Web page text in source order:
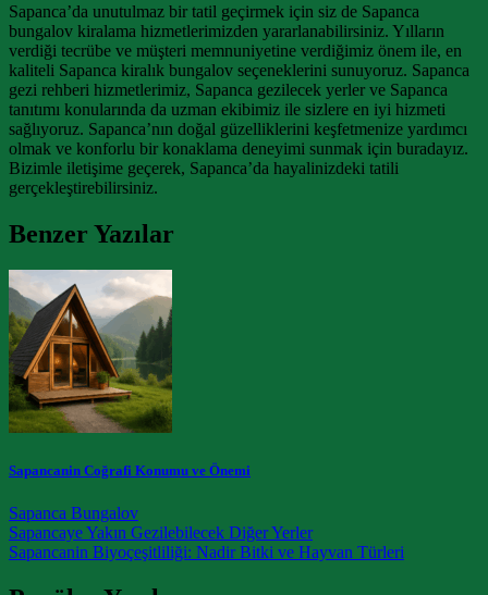
Sapanca’da unutulmaz bir tatil geçirmek için siz de Sapanca
bungalov kiralama hizmetlerimizden yararlanabilirsiniz. Yılların
verdiği tecrübe ve müşteri memnuniyetine verdiğimiz önem ile, en
kaliteli Sapanca kiralık bungalov seçeneklerini sunuyoruz. Sapanca
gezi rehberi hizmetlerimiz, Sapanca gezilecek yerler ve Sapanca
tanıtımı konularında da uzman ekibimiz ile sizlere en iyi hizmeti
sağlıyoruz. Sapanca’nın doğal güzelliklerini keşfetmenize yardımcı
olmak ve konforlu bir konaklama deneyimi sunmak için buradayız.
Bizimle iletişime geçerek, Sapanca’da hayalinizdeki tatili
gerçekleştirebilirsiniz.
Benzer Yazılar
Sapancanin Coğrafi Konumu ve Önemi
Sapanca Bungalov
Post navigation
Sapancaye Yakın Gezilebilecek Diğer Yerler
Sapancanin Biyoçeşitliliği: Nadir Bitki ve Hayvan Türleri